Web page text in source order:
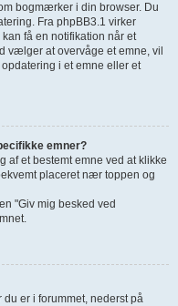
bogmærker i din browser. Du
Fra phpBB3.1 virker
få en notifikation når et
vælger at overvåge et emne, vil
i et emne eller et
emner?
af et bestemt emne ved at klikke
placeret nær toppen og
"Giv mig besked ved
du er i forummet, nederst på